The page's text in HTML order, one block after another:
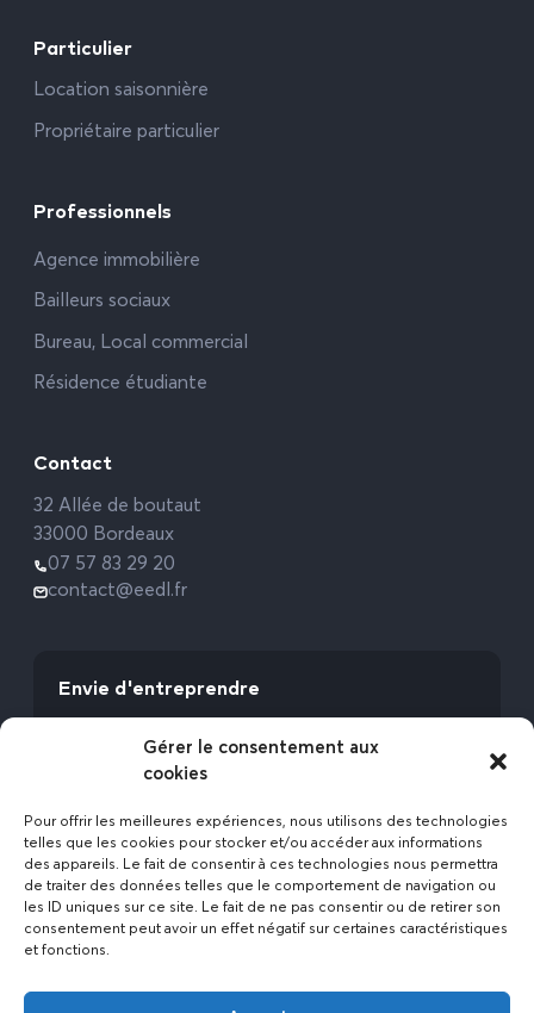
Gérer le consentement aux
cookies
Pour offrir les meilleures expériences, nous utilisons des technologies
telles que les cookies pour stocker et/ou accéder aux informations
des appareils. Le fait de consentir à ces technologies nous permettra
de traiter des données telles que le comportement de navigation ou
les ID uniques sur ce site. Le fait de ne pas consentir ou de retirer son
consentement peut avoir un effet négatif sur certaines caractéristiques
et fonctions.
Particulier
Location saisonnière
Propriétaire particulier
Professionnels
Agence immobilière
Bailleurs sociaux
Bureau, Local commercial
Résidence étudiante
Contact
32 Allée de boutaut
33000 Bordeaux
07 57 83 29 20
contact@eedl.fr
Envie d'entreprendre
avec l’Expert Etat des Lieux !
Rejoignez-nous